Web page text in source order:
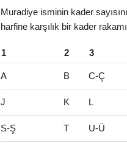
Muradiye isminin kader
harfine karşılık bir kader
1 2 3
A B C-Ç
J K L
S-Ş T U-Ü